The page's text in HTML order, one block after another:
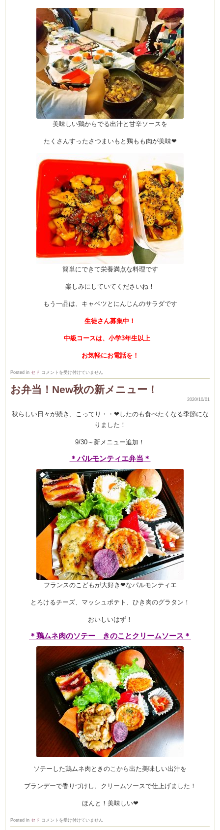
美味しい鶏からでる出汁と甘辛ソースを
たくさんすったさつまいもと鶏もも肉が美味❤
簡単にできて栄養満点な料理です
楽しみにしていてくださいね！
もう一品は、キャベツとにんじんのサラダです
生徒さん募集中！
中級コースは、小学3年生以上
お気軽にお電話を！
Posted in セド 10
レ
ッ
コメントを受け付けていません
お弁当！New秋の新メニュー！
2020/10/01
秋らしい日々が続き、こってり・・❤したのも食べたくなる季節にな
りました！
9/30～新メニュー追加！
＊パルモンティエ弁当＊
フランスのこどもが大好き❤なパルモンティエ
とろけるチーズ、マッシュポテト、ひき肉のグラタン！
おいしいはず！
＊鶏ムネ肉のソテー きのことクリームソース＊
ソテーした鶏ムネ肉ときのこから出た美味しい出汁を
ブランデーで香りづけし、クリームソースで仕上げました！
ほんと！美味しい❤
Posted in セド お
弁
コメントを受け付けていません